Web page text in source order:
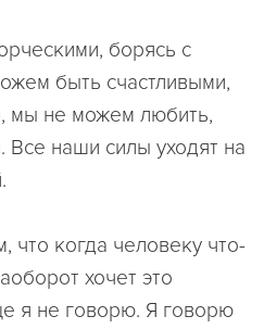
борясь с
быть счастливыми,
мы не можем любить,
Все наши силы уходят на
что когда человеку что-
хочет это
я не говорю. Я говорю